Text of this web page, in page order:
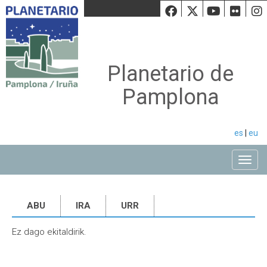
Facebook
Twiiter
Planetario de
Pamplona
es eu
ABU IRA URR
Ez dago ekitaldirik.